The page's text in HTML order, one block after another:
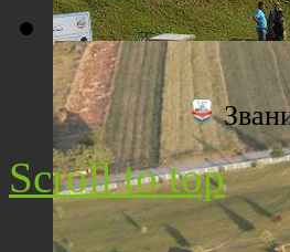
Плажа "Топољар" - Поглед са
Scroll to top